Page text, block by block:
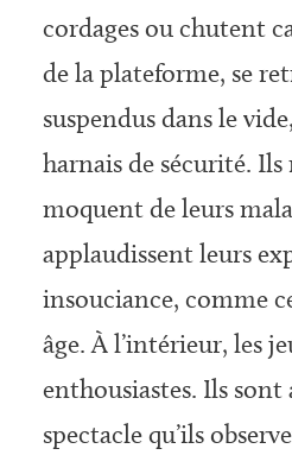
cordages ou chutent
de la plateforme, se
suspendus dans le
harnais de sécurité.
moquent de leurs
applaudissent leurs
insouciance, comme
âge. À l’in­térieur, les
enthousiastes. Ils sont
spectacle qu’ils